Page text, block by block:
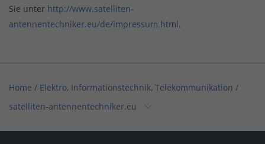
Sie unter http://www.satelliten-
antennentechniker.eu/de/impressum.html.
Home / Elektro, Informationstechnik, Telekommunikation /
satelliten-antennentechniker.eu
Home /